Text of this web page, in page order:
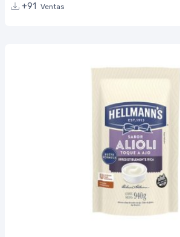
+91
Ventas